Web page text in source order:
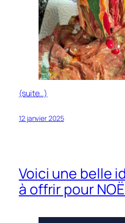
(suite…)
12 janvier 2025
Voici une belle
à offrir pour